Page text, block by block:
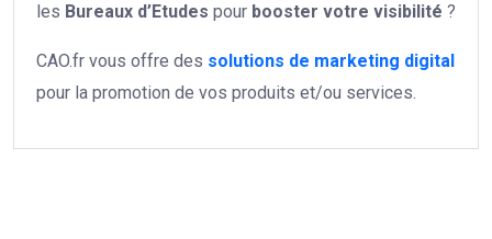
les Bureaux d’Etudes pour booster votre visibilité ?
CAO.fr vous offre des solutions de marketing digital
pour la promotion de vos produits et/ou services.